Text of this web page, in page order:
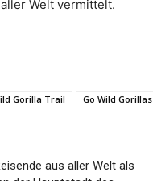
Welt vermittelt.
Gorilla Trail Go Wild Gorillas
aus aller Welt als